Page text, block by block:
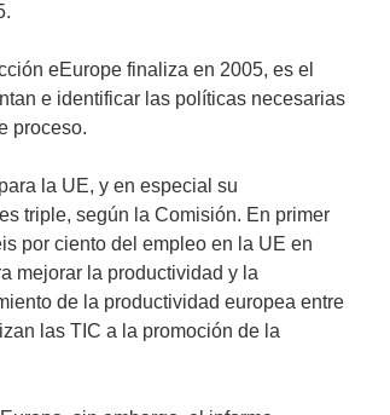
eEurope finaliza en 2005, es el
e identificar las políticas necesarias
proceso.
la UE, y en especial su
triple, según la Comisión. En primer
por ciento del empleo en la UE en
mejorar la productividad y la
de la productividad europea entre
las TIC a la promoción de la